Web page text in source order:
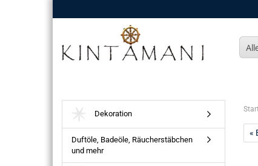
«
Dekoration
Duftöle, Badeöle, Räucherstäbchen
und mehr